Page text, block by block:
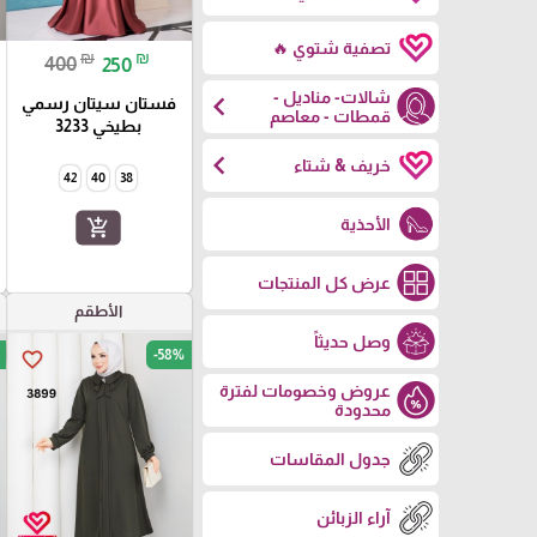
تصفية شتوي 🔥
شالات- مناديل -
قمطات - معاصم
chevron_left
خريف & شتاء chevron_left
الأحذية
عرض كل المنتجات
وصل حديثاً
عروض وخصومات لفترة
محدودة
جدول المقاسات
آراء الزبائن
400₪ 250 ₪
فستان سيتان رسمي
بطيخي 3233
38
40
42
add_shopping_cart
الأطقم
favorite_border -58%